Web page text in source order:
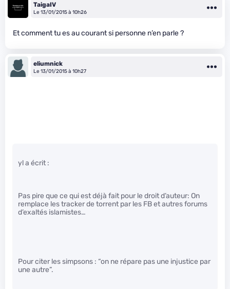
TaigaIV
Le 13/01/2015 à 10h26
Et comment tu es au courant si personne n’en parle ?
eliumnick
Le 13/01/2015 à 10h27
yl a écrit :
Pas pire que ce qui est déjà fait pour le droit d’auteur: On
remplace les tracker de torrent par les FB et autres forums
d’exaltés islamistes…
Pour citer les simpsons : “on ne répare pas une injustice par
une autre”.